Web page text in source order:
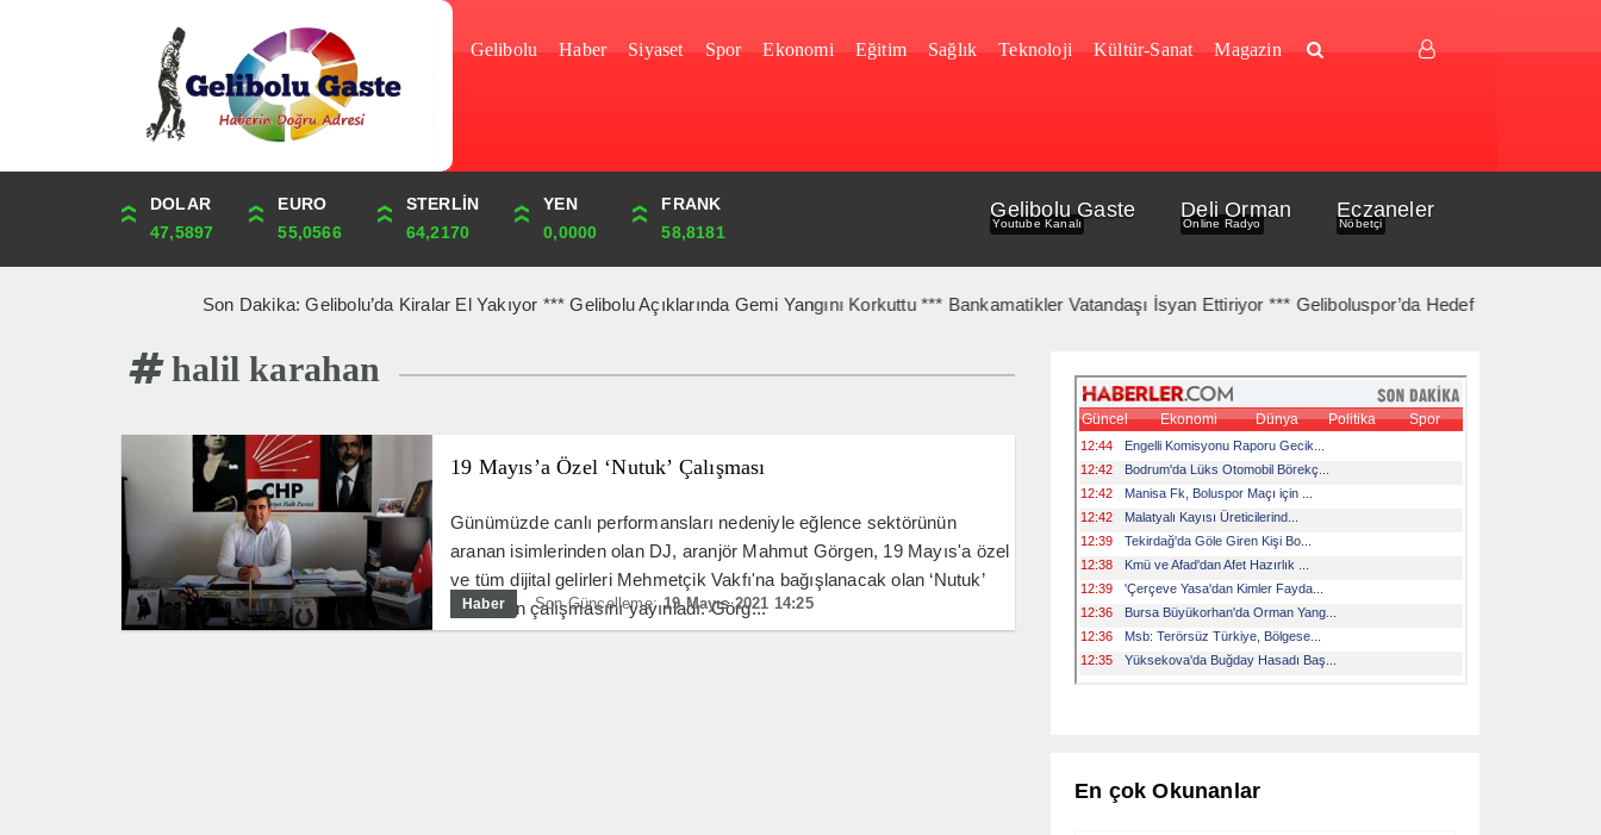
Gelibolu Haber Siyaset Spor Ekonomi Eğitim Sağlık Teknoloji Kültür-Sanat Magazin
DOLAR
47,5897
EURO
55,0566
STERLİN
64,2170
YEN
0,0000
FRANK
58,8181
ONS
4,281,75
ALTIN
6,552,50
ÇEYREK
10,713,33
CUMHURİYET
43,771,00
Gelibolu Gaste
Youtube Kanalı
Deli Orman
Online Radyo
Eczaneler
Nöbetçi
Son Dakika: Gelibolu’da Kiralar El Yakıyor *** Gelibolu Açıklarında Gemi Yangını Korkuttu *** Bankamatikler Vatandaşı İsyan Ettiriyor *** Geliboluspor’da Hedef Bir Üst Lig ***
halil karahan
19 Mayıs’a Özel ‘Nutuk’ Çalışması
Günümüzde canlı performansları nedeniyle eğlence sektörünün
aranan isimlerinden olan DJ, aranjör Mahmut Görgen, 19 Mayıs'a özel
ve tüm dijital gelirleri Mehmetçik Vakfı'na bağışlanacak olan ‘Nutuk’
isimli son çalışmasını yayınladı. Görg...
Haber Son Güncelleme: 19 Mayıs 2021 14:25
En çok Okunanlar